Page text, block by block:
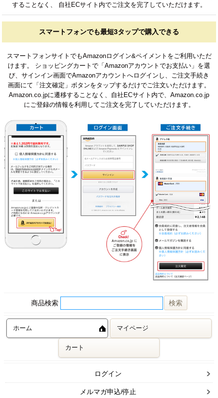
することなく、 自社ECサイト内でご注文を完了していただけます。
スマートフォンでも最短3タップで購入できる
スマートフォンサイトでもAmazonログイン&ペイメントをご利用いただ
けます。 ショッピングカートで「Amazonアカウントでお支払い」を選
び、サインイン画面でAmazonアカウントへログインし、ご注文手続き
画面にて「注文確定」ボタンをタップするだけでご注文いただけます。
Amazon.co.jpに遷移することなく、自社ECサイト内で、Amazon.co.jp
にご登録の情報を利用してご注文を完了していただけます。
商品検索
ホーム マイページ
カート
ログイン
メルマガ申込/停止